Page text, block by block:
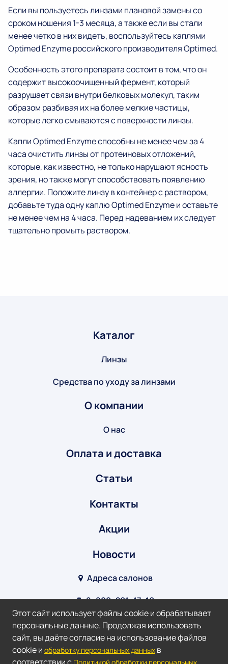
Если вы пользуетесь линзами плановой замены со
сроком ношения 1-3 месяца, а также если вы стали
менее четко в них видеть, воспользуйтесь каплями
Optimed Enzyme российского производителя Optimed.
Особенность этого препарата состоит в том, что он
содержит высокоочищенный фермент, который
разрушает связи внутри белковых молекул, таким
образом разбивая их на более мелкие частицы,
которые легко смываются с поверхности линзы.
Капли Optimed Enzyme способны не менее чем за 4
часа очистить линзы от протеиновых отложений,
которые, как известно, не только нарушают ясность
зрения, но также могут способствовать появлению
аллергии. Положите линзу в контейнер с раствором,
добавьте туда одну каплю Optimed Enzyme и оставьте
не менее чем на 4 часа. Перед надеванием их следует
тщательно промыть раствором.
Каталог
Линзы
Средства по уходу за линзами
О компании
О нас
Оплата и доставка
Статьи
Контакты
Акции
Новости
Адреса салонов
8‒800‒201‒17‒10
info@optik-v.ru
Мы в соц. сетях:
Этот сайт использует файлы cookie и обрабатывает
персональные данные. Продолжая использовать
сайт, вы даёте согласие на использование файлов
cookie и обработку персональных данных в
соответствии с Политикой обработки персональных